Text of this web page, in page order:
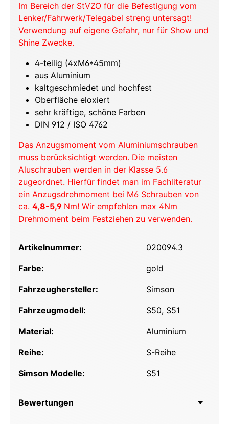
Im Bereich der StVZO für die Befestigung vom
Lenker/Fahrwerk/Telegabel streng untersagt!
Verwendung auf eigene Gefahr, nur für Show und
Shine Zwecke.
4-teilig (4xM6*45mm)
aus Aluminium
kaltgeschmiedet und hochfest
Oberfläche eloxiert
sehr kräftige, schöne Farben
DIN 912 / ISO 4762
Das Anzugsmoment vom Aluminiumschrauben
muss berücksichtigt werden. Die meisten
Aluschrauben werden in der Klasse 5.6
zugeordnet. Hierfür findet man im Fachliteratur
ein Anzugsdrehmoment bei M6 Schrauben von
ca. 4,8-5,9 Nm! Wir empfehlen max 4Nm
Drehmoment beim Festziehen zu verwenden.
Artikelnummer: 020094.3
Farbe: gold
Fahrzeughersteller: Simson
Fahrzeugmodell: S50, S51
Material: Aluminium
Reihe: S-Reihe
Simson Modelle: S51
Bewertungen